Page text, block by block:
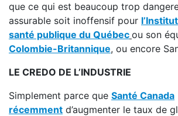
que ce qui est beaucoup trop
assurable soit inoffensif pour
santé publique du Québec ou son
Colombie-Britannique, ou encore
LE CREDO DE L’INDUSTRIE
Simplement parce que Santé Canada
récemment d’augmenter le taux de